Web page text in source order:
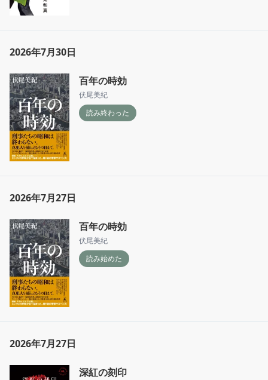
2026年7月30日
百年の時効
伏尾美紀
読み終わった
2026年7月27日
百年の時効
伏尾美紀
読み始めた
2026年7月27日
深紅の刻印